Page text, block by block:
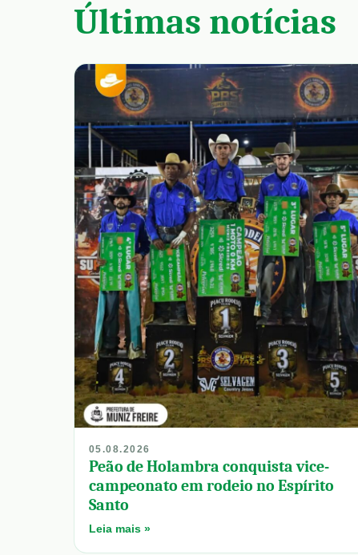
Últimas notícias
05.08.2026
Peão de Holambra conquista vice-
campeonato em rodeio no Espírito
Santo
Leia mais »